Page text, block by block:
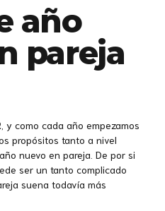
año
pareja
como cada año empezamos
propósitos tanto a nivel
nuevo en pareja. De por si
ser un tanto complicado
suena todavía más